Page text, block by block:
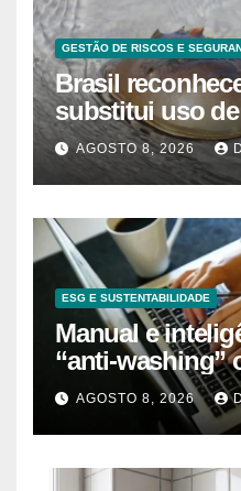
GESTÃO DE RISCOS E
Brasil
substitui uso
caranguejo-
farmacêuticos
AGOSTO 8, 2026
ESG E SUSTENTABILIDADE
Manual e
“anti-washing”
empresas
AGOSTO 8, 2026